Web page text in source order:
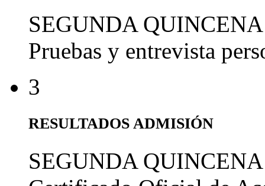
SEGUNDA
Pruebas y entrevista
3
RESULTADOS ADMISIÓN
SEGUNDA